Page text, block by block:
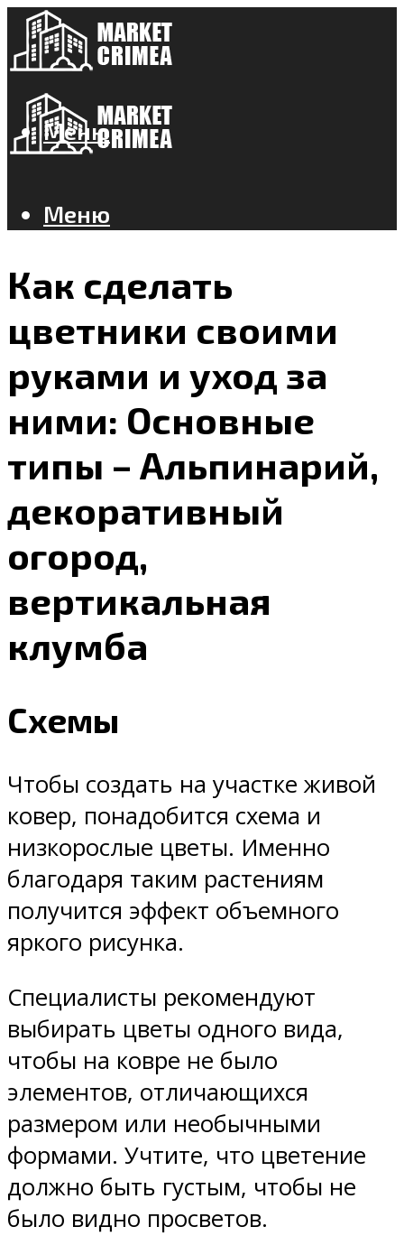
Меню
Меню
Как сделать
цветники своими
руками и уход за
ними: Основные
типы – Альпинарий,
декоративный
огород,
вертикальная
клумба
Схемы
Чтобы создать на участке живой
ковер, понадобится схема и
низкорослые цветы. Именно
благодаря таким растениям
получится эффект объемного
яркого рисунка.
Специалисты рекомендуют
выбирать цветы одного вида,
чтобы на ковре не было
элементов, отличающихся
размером или необычными
формами. Учтите, что цветение
должно быть густым, чтобы не
было видно просветов.